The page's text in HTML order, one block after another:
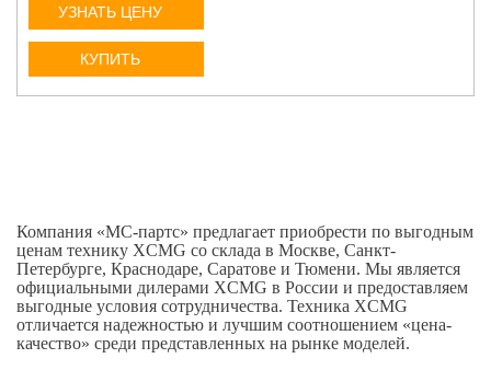
УЗНАТЬ ЦЕНУ
КУПИТЬ
Компания «МС-партс» предлагает приобрести по выгодным
ценам технику XCMG со склада в Москве, Санкт-
Петербурге, Краснодаре, Саратове и Тюмени. Мы является
официальными дилерами XCMG в России и предоставляем
выгодные условия сотрудничества. Техника XCMG
отличается надежностью и лучшим соотношением «цена-
качество» среди представленных на рынке моделей.